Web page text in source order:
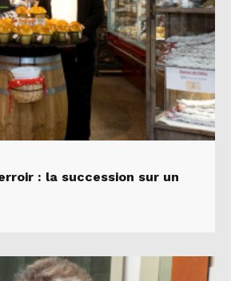
: la succession sur un